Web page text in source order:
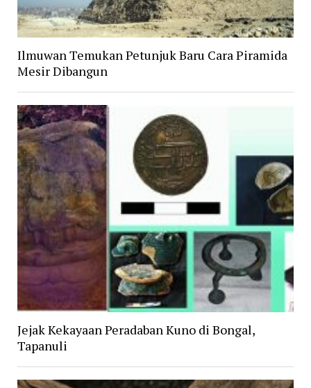
Ilmuwan Temukan Petunjuk Baru Cara Piramida
Mesir Dibangun
Jejak Kekayaan Peradaban Kuno di Bongal,
Tapanuli